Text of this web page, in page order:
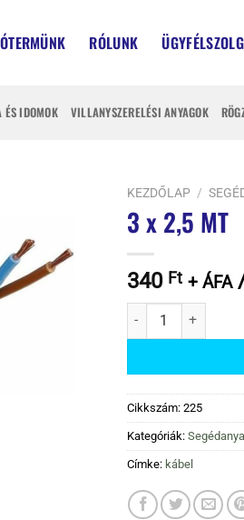
RÓLUNK
ÉS IDOMOK VILLANYSZERELÉSI ANYAGOK
KEZDŐLAP /
3 x 2,5 MT
340 Ft + ÁFA/
3 x 2,5 MT mennyiség
Cikkszám: 225
Kategóriák:
Címke: kábel